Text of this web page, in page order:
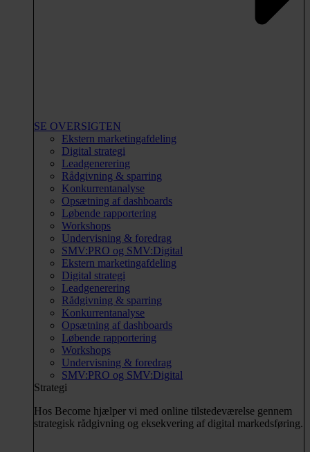
SE OVERSIGTEN
Ekstern marketingafdeling
Digital strategi
Leadgenerering
Rådgivning & sparring
Konkurrentanalyse
Opsætning af dashboards
Løbende rapportering
Workshops
Undervisning & foredrag
SMV:PRO og SMV:Digital
Ekstern marketingafdeling
Digital strategi
Leadgenerering
Rådgivning & sparring
Konkurrentanalyse
Opsætning af dashboards
Løbende rapportering
Workshops
Undervisning & foredrag
SMV:PRO og SMV:Digital
Strategi
Hos Become hjælper vi med online tilstedeværelse gennem
strategisk rådgivning og eksekvering af digital markedsføring.